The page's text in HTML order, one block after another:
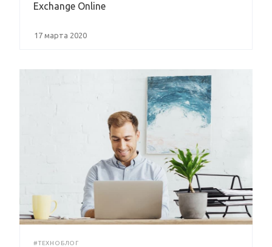
Exchange Online
17 марта 2020
#ТЕХНОБЛОГ